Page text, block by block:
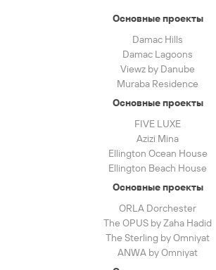
Основные проекты
Damac Hills
Damac Lagoons
Viewz by Danube
Muraba Residence
Основные проекты
FIVE LUXE
Azizi Mina
Ellington Ocean House
Ellington Beach House
Основные проекты
ORLA Dorchester
The OPUS by Zaha Hadid
The Sterling by Omniyat
ANWA by Omniyat